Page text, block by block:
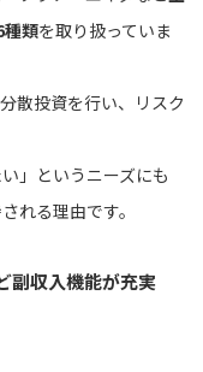
種類を取り扱っていま
散投資を行い、リスク
」というニーズにも
れる理由です。
副収入機能が充実